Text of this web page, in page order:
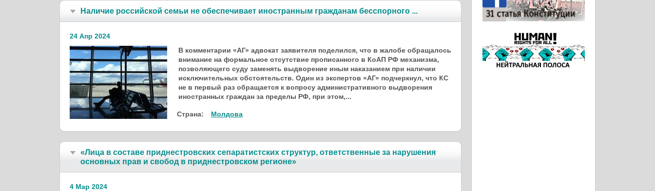
Наличие российской семьи не обеспечивает иностранным гражданам бесспорного ...
24 Апр 2024
В комментарии «АГ» адвокат заявителя поделился, что в жалобе обращалось
внимание на формальное отсутствие прописанного в КоАП РФ механизма,
позволяющего суду заменять выдворение иным наказанием при наличии
исключительных обстоятельств. Один из экспертов «АГ» подчеркнул, что КС
не в первый раз обращается к вопросу административного выдворения
иностранных граждан за пределы РФ, при этом,...
Страна: Молдова
«Лица в составе приднестровских сепаратистских структур, ответственные за нарушения
основных прав и свобод в приднестровском регионе»
4 Мар 2024